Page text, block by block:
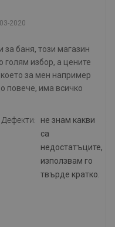
2020
за баня, този магазин
избор, а цените
за мен например
повече, има всичко
Дефекти
не знам какви
са
недостатъците,
използвам го
твърде кратко.